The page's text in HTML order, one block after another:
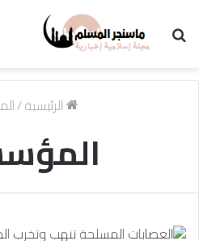
الرئيسية/